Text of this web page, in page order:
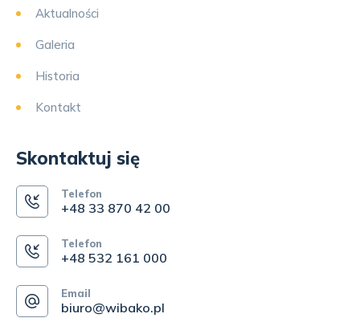
Aktualności
Galeria
Historia
Kontakt
Skontaktuj się
Telefon
+48 33 870 42 00
Telefon
+48 532 161 000
Email
biuro@wibako.pl